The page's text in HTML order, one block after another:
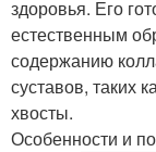
здоровья. Его
естественным
содержанию
суставов, таких
хвосты.
Особенности и